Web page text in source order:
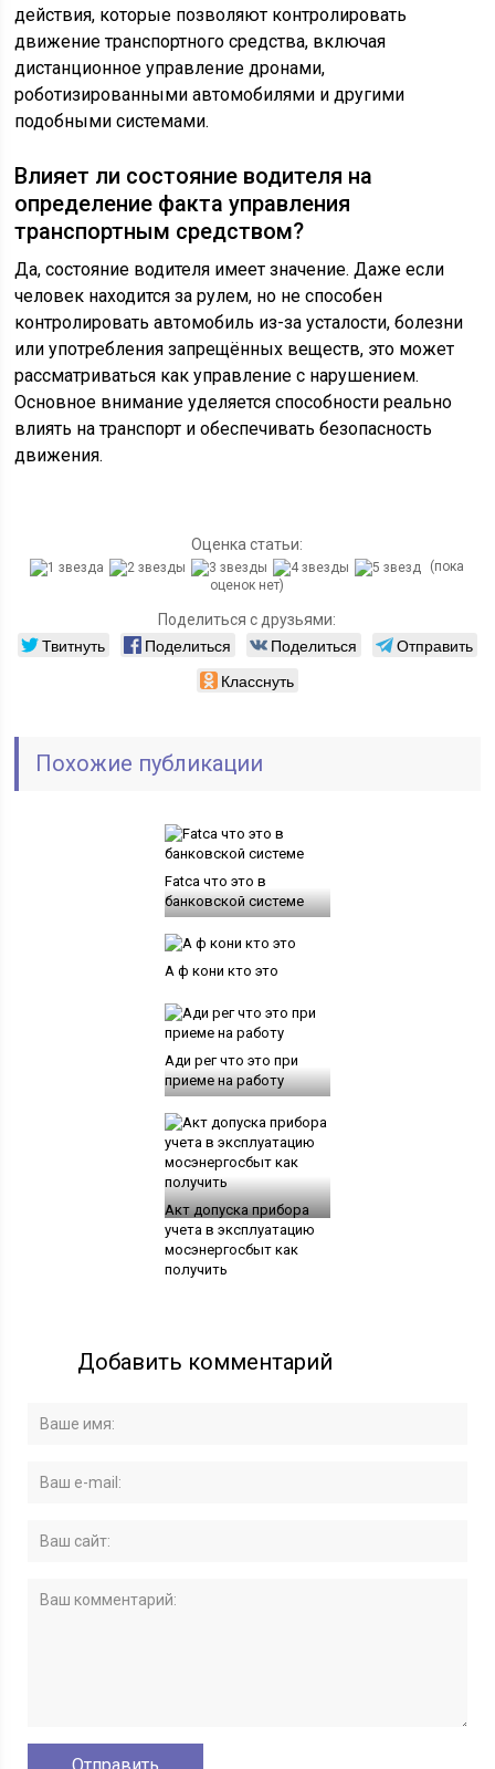
действия, которые позволяют контролировать
движение транспортного средства, включая
дистанционное управление дронами,
роботизированными автомобилями и другими
подобными системами.
Влияет ли состояние водителя на
определение факта управления
транспортным средством?
Да, состояние водителя имеет значение. Даже если
человек находится за рулем, но не способен
контролировать автомобиль из-за усталости, болезни
или употребления запрещённых веществ, это может
рассматриваться как управление с нарушением.
Основное внимание уделяется способности реально
влиять на транспорт и обеспечивать безопасность
движения.
Оценка статьи:
(пока
оценок нет)
Поделиться с друзьями:
Твитнуть Поделиться Поделиться
Отправить
Класснуть
Похожие публикации
Fatca что это в
банковской системе
А ф кони кто это
Ади рег что это при
приеме на работу
Акт допуска прибора
учета в эксплуатацию
мосэнергосбыт как
получить
Добавить комментарий